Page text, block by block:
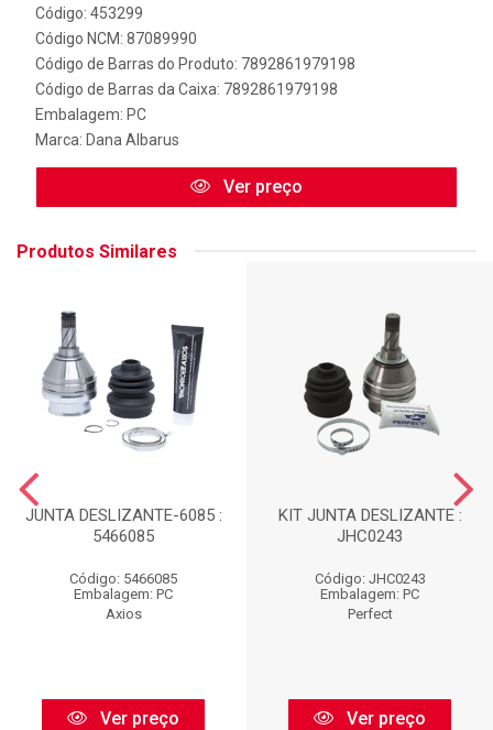
Código: 453299
Código NCM: 87089990
Código de Barras do Produto: 7892861979198
Código de Barras da Caixa: 7892861979198
Embalagem: PC
Marca: Dana Albarus
Ver preço
Produtos Similares
JUNTA DESLIZANTE-6085 :
5466085
Código: 5466085
Embalagem: PC
Axios
Ver preço
KIT JUNTA DESLIZANTE :
JHC0243
Código: JHC0243
Embalagem: PC
Perfect
Ver preço